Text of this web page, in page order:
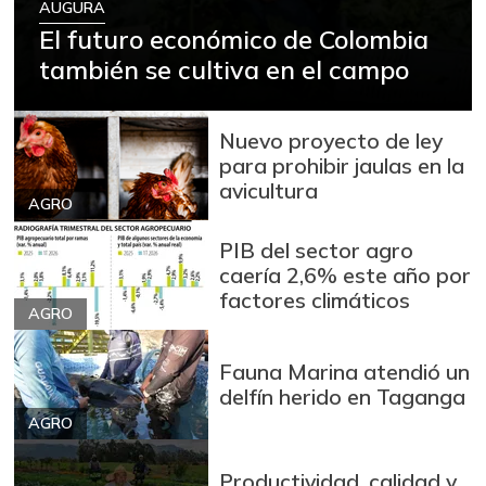
12/09/2023
Arroz blanco
importado
07/25/2026
$ 3.283,00
Arroz de primera
07/25/2026
$ 3.494,15
+0,72%
Arroz de segunda
07/25/2026 -0,53%
Arroz excelso
07/25/2026
$ 3.636,56
Arroz paddy verde
12/09/2023
$ 1.572,00
+52,37%
Arroz sopa cristal
07/25/2026
AUGURA
El futuro económico de Colombia
también se cultiva en el campo
AGRO
Nuevo proyecto de ley
para prohibir jaulas en la
avicultura
AGRO
PIB del sector agro
caería 2,6% este año por
factores climáticos
AGRO
Fauna Marina atendió un
delfín herido en Taganga